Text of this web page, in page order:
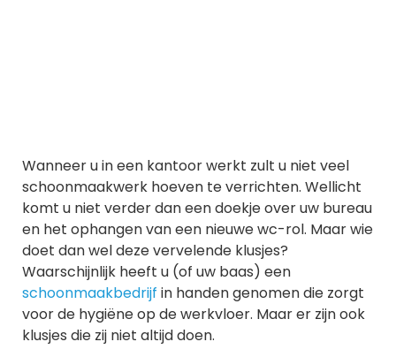
Wanneer u in een kantoor werkt zult u niet veel
schoonmaakwerk hoeven te verrichten. Wellicht
komt u niet verder dan een doekje over uw bureau
en het ophangen van een nieuwe wc-rol. Maar wie
doet dan wel deze vervelende klusjes?
Waarschijnlijk heeft u (of uw baas) een
schoonmaakbedrijf in handen genomen die zorgt
voor de hygiëne op de werkvloer. Maar er zijn ook
klusjes die zij niet altijd doen.